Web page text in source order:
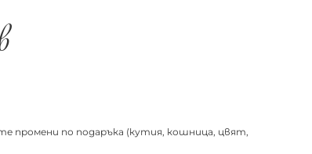
промени по подаръка (кутия, кошница, цвят,